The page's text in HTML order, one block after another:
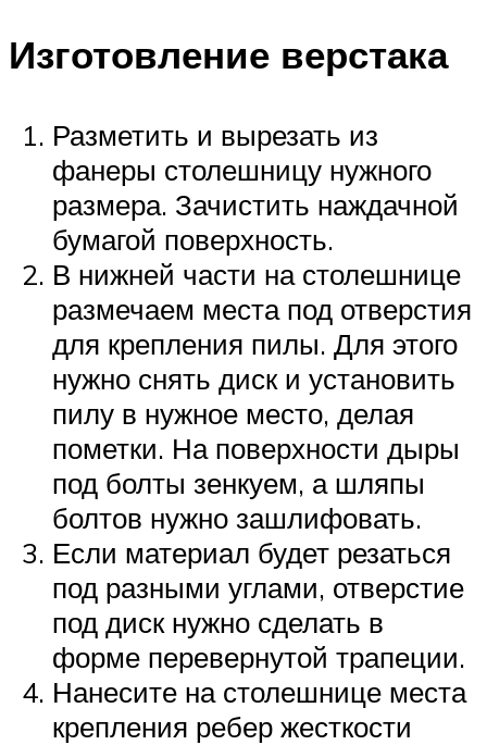
Изготовление верстака
Разметить и вырезать из
фанеры столешницу нужного
размера. Зачистить наждачной
бумагой поверхность.
В нижней части на столешнице
размечаем места под отверстия
для крепления пилы. Для этого
нужно снять диск и установить
пилу в нужное место, делая
пометки. На поверхности дыры
под болты зенкуем, а шляпы
болтов нужно зашлифовать.
Если материал будет резаться
под разными углами, отверстие
под диск нужно сделать в
форме перевернутой трапеции.
Нанесите на столешнице места
крепления ребер жесткости